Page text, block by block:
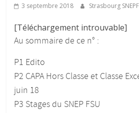
3 septembre 2018 Strasbourg
[Téléchargement introuvable]
Au sommaire de ce n° :
P1 Edito
P2 CAPA Hors Classe et Classe
juin 18
P3 Stages du SNEP FSU